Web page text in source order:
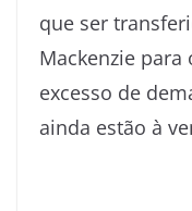
que ser
Mackenzie para
excesso de
ainda estão à